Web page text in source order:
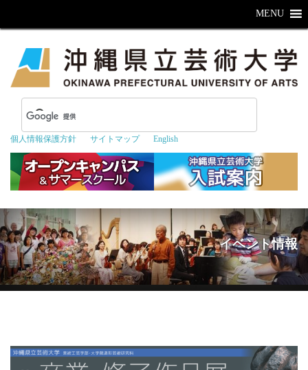
個人情報保護方針 サイトマップ English
MENU
イベント情報